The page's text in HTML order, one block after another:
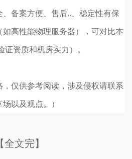
备案方便、售后..、稳定性有保
高性能物理服务器），可对比本
资质和机房实力）。
，仅供参考阅读，涉及侵权请联系
以及观点。）
【全文完】